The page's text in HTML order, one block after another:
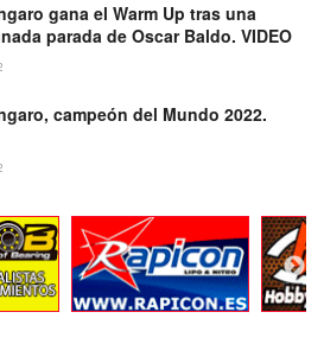
gana el Warm Up tras una
parada de Oscar Baldo. VIDEO
campeón del Mundo 2022.